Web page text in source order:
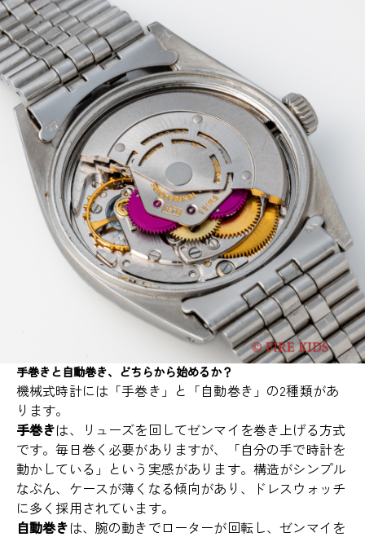
手巻きと自動巻き、どちらから始めるか？
機械式時計には「手巻き」と「自動巻き」の2種類があ
ります。
手巻きは、リューズを回してゼンマイを巻き上げる方式
です。毎日巻く必要がありますが、「自分の手で時計を
動かしている」という実感があります。構造がシンプル
なぶん、ケースが薄くなる傾向があり、ドレスウォッチ
に多く採用されています。
自動巻きは、腕の動きでローターが回転し、ゼンマイを